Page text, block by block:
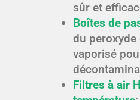
sûr et
Boîtes de
du peroxyde
vaporisé
Filtres à air